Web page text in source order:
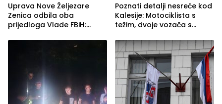
Uprava Nove Željezare
Zenica odbila oba
prijedloga Vlade FBiH:
rješenje
Poznati detalji nesreće kod
Kalesije: Motociklista s
težim, dvoje vozača s